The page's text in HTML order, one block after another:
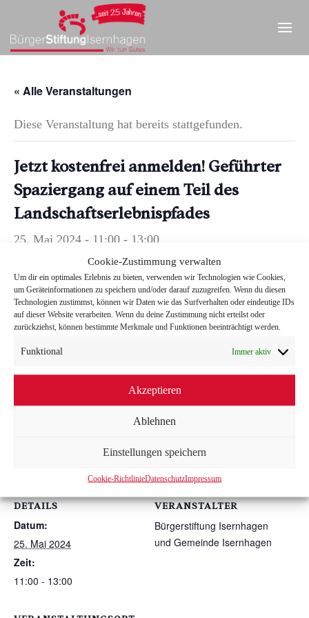
Cookie-Zustimmung verwalten
Um dir ein optimales Erlebnis zu bieten, verwenden wir Technologien wie Cookies,
um Geräteinformationen zu speichern und/oder darauf zuzugreifen. Wenn du diesen
Technologien zustimmst, können wir Daten wie das Surfverhalten oder eindeutige IDs
auf dieser Website verarbeiten. Wenn du deine Zustimmung nicht erteilst oder
zurückziehst, können bestimmte Merkmale und Funktionen beeinträchtigt werden.
Funktional Immer aktiv
Akzeptieren
Ablehnen
Einstellungen speichern
Cookie-RichtlinieDatenschutzImpressum
« Alle Veranstaltungen
Diese Veranstaltung hat bereits stattgefunden.
Jetzt kostenfrei anmelden! Geführter
Spaziergang auf einem Teil des
Landschaftserlebnispfades
25. Mai 2024 - 11:00 - 13:00
Strecke: Stationen 10, 3 , 4 , 5 und zurück zur 10
Dauer ca. 1,5 Stun
Bei Interesse melden Sie sich gerne per E-Mail bei uns
DETAILS
Datum:
25. Mai 2024
Zeit:
11:00 - 13:00
VERANSTALTER
Bürgerstiftung Isernhagen
und Gemeinde Isernhagen